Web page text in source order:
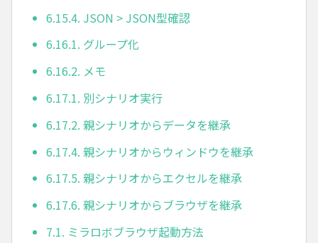
6.15.4. JSON > JSON型確認
6.16.1. グループ化
6.16.2. メモ
6.17.1. 別シナリオ実行
6.17.2. 親シナリオからデータを継承
6.17.4. 親シナリオからウィンドウを継承
6.17.5. 親シナリオからエクセルを継承
6.17.6. 親シナリオからブラウザを継承
7.1. ミラロボブラウザ起動方法